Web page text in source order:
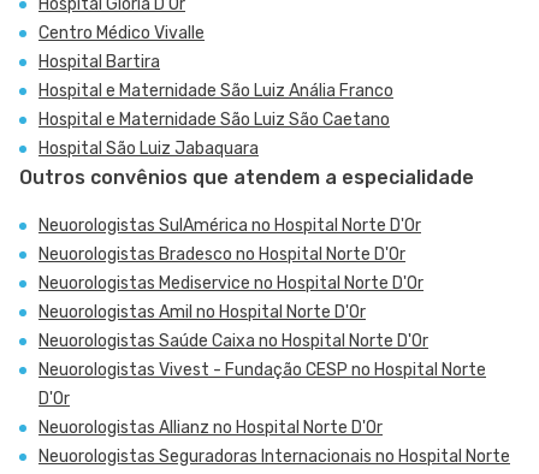
Hospital Glória D'Or
Centro Médico Vivalle
Hospital Bartira
Hospital e Maternidade São Luiz Anália Franco
Hospital e Maternidade São Luiz São Caetano
Hospital São Luiz Jabaquara
Outros convênios que atendem a especialidade
Neuorologistas SulAmérica no Hospital Norte D'Or
Neuorologistas Bradesco no Hospital Norte D'Or
Neuorologistas Mediservice no Hospital Norte D'Or
Neuorologistas Amil no Hospital Norte D'Or
Neuorologistas Saúde Caixa no Hospital Norte D'Or
Neuorologistas Vivest - Fundação CESP no Hospital Norte
D'Or
Neuorologistas Allianz no Hospital Norte D'Or
Neuorologistas Seguradoras Internacionais no Hospital Norte